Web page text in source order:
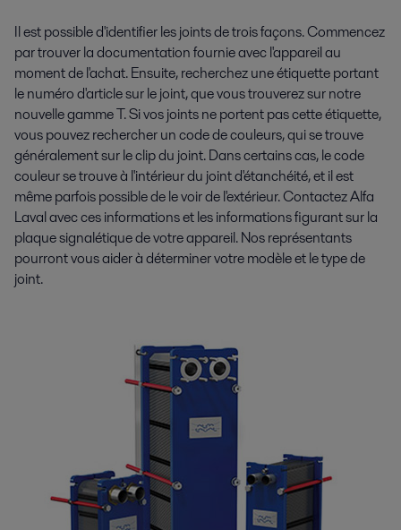
Il est possible d'identifier les joints de trois façons. Commencez
par trouver la documentation fournie avec l'appareil au
moment de l'achat. Ensuite, recherchez une étiquette portant
le numéro d'article sur le joint, que vous trouverez sur notre
nouvelle gamme T. Si vos joints ne portent pas cette étiquette,
vous pouvez rechercher un code de couleurs, qui se trouve
généralement sur le clip du joint. Dans certains cas, le code
couleur se trouve à l'intérieur du joint d'étanchéité, et il est
même parfois possible de le voir de l'extérieur. Contactez Alfa
Laval avec ces informations et les informations figurant sur la
plaque signalétique de votre appareil. Nos représentants
pourront vous aider à déterminer votre modèle et le type de
joint.